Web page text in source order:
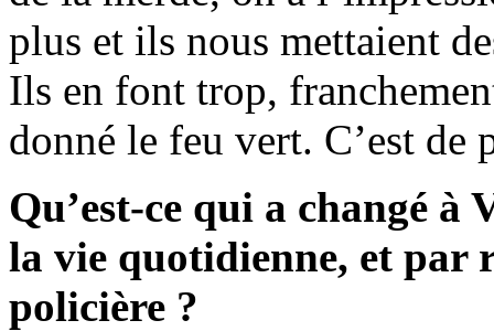
plus et ils nous mettaient
Ils en font trop,
donné le feu vert. C’est de
Qu’est-ce qui a changé à
la vie quotidienne, et par
policière ?